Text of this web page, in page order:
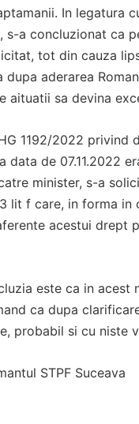
In legatura
s-a concluzionat ca
tot din cauza
dupa aderarea
aituatii sa devina
1192/2022
data de 07.11.2022
minister, s-a
lit f care, in forma in
acestui drept
este ca in acest
ca dupa
probabil si cu niste
STPF Suceava